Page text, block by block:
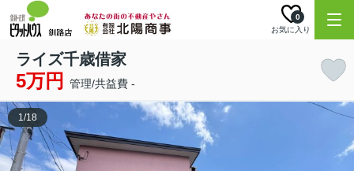
お気に入り
0
ライズ千歳借家
5万円 管理/共益費 -
1/18